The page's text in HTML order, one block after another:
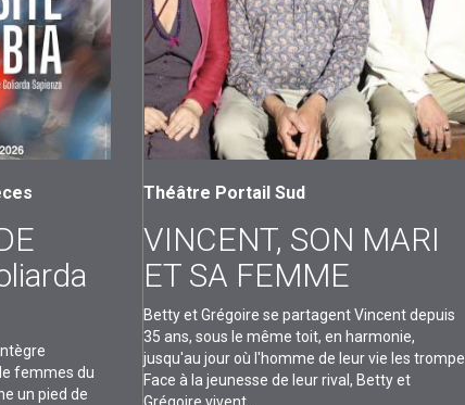
femmes du
un pied de
Théâtre Portail Sud
VINCENT, SON MARI
ET SA FEMME
Betty et Grégoire se partagent Vincent depuis
35 ans, sous le même toit, en harmonie,
jusqu'au jour où l'homme de leur vie les trompe.
Face à la jeunesse de leur rival, Betty et